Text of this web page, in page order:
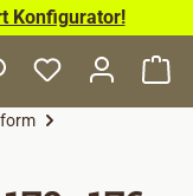
Konfigurator!